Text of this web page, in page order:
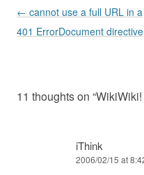
Post navigation
← cannot use a full URL in a
401 ErrorDocument directive
11 thoughts on “
iThink
2006/02/15 at